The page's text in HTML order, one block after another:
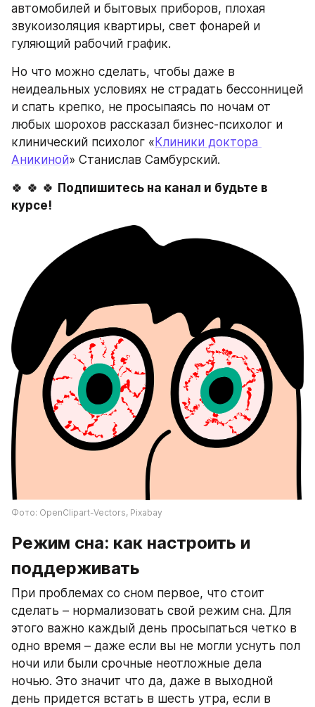
автомобилей и бытовых приборов, плохая
звукоизоляция квартиры, свет фонарей и
гуляющий рабочий график.
Но что можно сделать, чтобы даже в
неидеальных условиях не страдать бессонницей
и спать крепко, не просыпаясь по ночам от
любых шорохов рассказал бизнес-психолог и
клинический психолог « Клиники доктора
Аникиной» Станислав Самбурский.
🍀 🍀 🍀 Подпишитесь на канал и будьте в
курсе!
Фото: OpenClipart-Vectors, Pixabay
Режим сна: как настроить и
поддерживать
При проблемах со сном первое, что стоит
сделать – нормализовать свой режим сна. Для
этого важно каждый день просыпаться четко в
одно время – даже если вы не могли уснуть пол
ночи или были срочные неотложные дела
ночью. Это значит что да, даже в выходной
день придется встать в шесть утра, если в